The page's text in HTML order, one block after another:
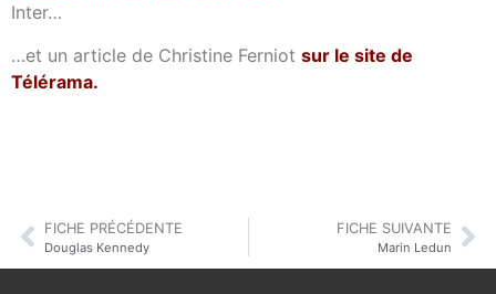
Inter…
…et un article de Christine Ferniot sur le site de
Télérama.
FICHE PRÉCÉDENTE
Douglas Kennedy
FICHE SUIVANTE
Marin Ledun